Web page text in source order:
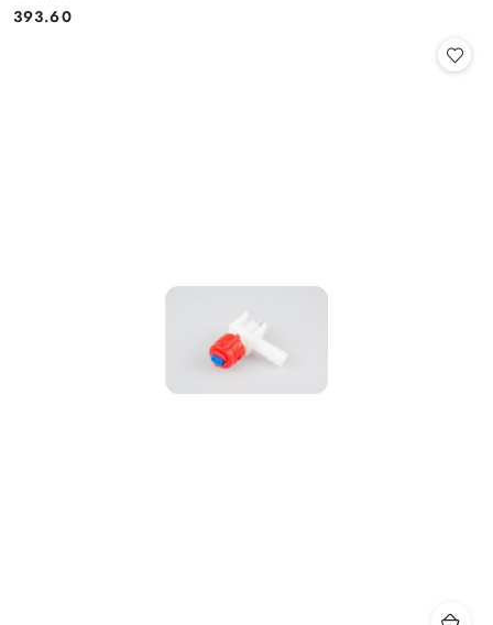
Cena:
Cena:
393.60